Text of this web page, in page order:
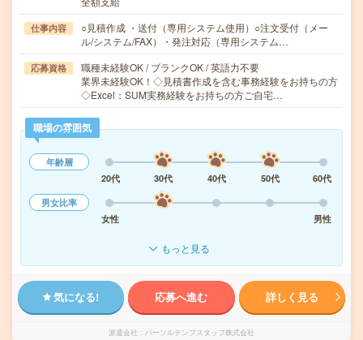
仕事内容
○見積作成 ・送付（専用システム使用）○注文受付（メー
ル/システム/FAX）・発注対応（専用システム…
応募資格
職種未経験OK / ブランクOK / 英語力不要
業界未経験OK！◇見積書作成を含む事務経験をお持ちの方
◇Excel：SUM実務経験をお持ちの方ご自宅…
職場の雰囲気
年齢層
20代
30代 40代 50代
60代
男女比率
女性
男性
もっと見る
気になる! 応募へ進む 詳しく見る
派遣会社 パーソルテンプスタッフ株式会社